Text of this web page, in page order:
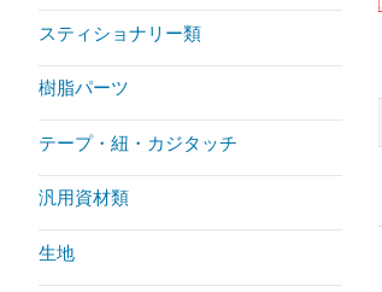
スティショナリー類
樹脂パーツ
テープ・紐・カジタッチ
汎用資材類
生地